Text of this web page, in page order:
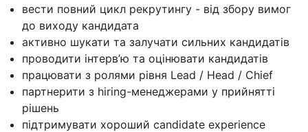
вести повний цикл рекрутингу - від збору вимог
до виходу кандидата
активно шукати та залучати сильних кандидатів
проводити інтерв’ю та оцінювати кандидатів
працювати з ролями рівня Lead / Head / Chief
партнерити з hiring-менеджерами у прийнятті
рішень
підтримувати хороший candidate experience